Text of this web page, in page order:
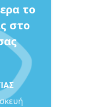
το
στο